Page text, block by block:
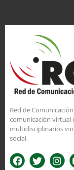
Red de
comunicación virtual
multidisciplinarios
social.